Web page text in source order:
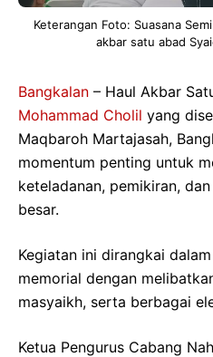
Keterangan Foto: Suasana
akbar satu abad
Bangkalan – Haul Akbar
Mohammad Cholil yang
Maqbaroh Martajasah,
momentum penting untuk
keteladanan, pemikiran,
besar.
Kegiatan ini dirangkai
memorial dengan
masyaikh, serta berbagai
Ketua Pengurus Cabang